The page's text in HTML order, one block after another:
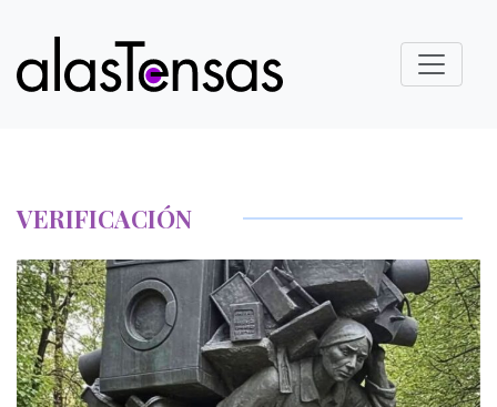
VERIFICACIÓN